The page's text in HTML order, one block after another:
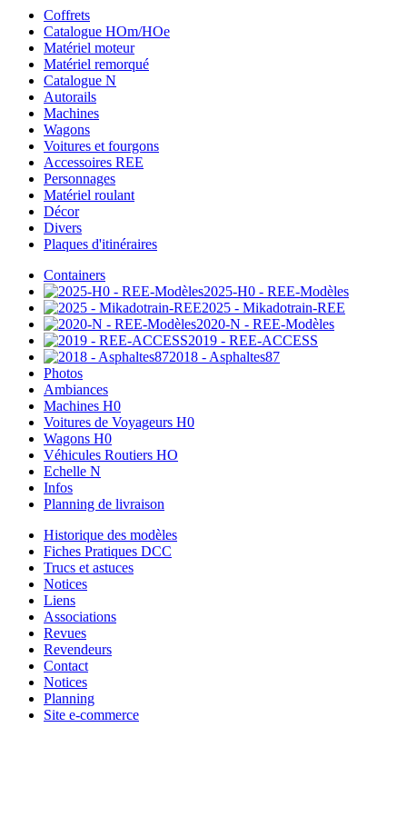
Coffrets
Catalogue HOm/HOe
Matériel moteur
Matériel remorqué
Catalogue N
Autorails
Machines
Wagons
Voitures et fourgons
Accessoires REE
Personnages
Matériel roulant
Décor
Divers
Plaques d'itinéraires
Containers
2025-H0 - REE-Modèles
2025 - Mikadotrain-REE
2020-N - REE-Modèles
2019 - REE-ACCESS
2018 - Asphaltes87
Photos
Ambiances
Machines H0
Voitures de Voyageurs H0
Wagons H0
Véhicules Routiers HO
Echelle N
Infos
Planning de livraison
Historique des modèles
Fiches Pratiques DCC
Trucs et astuces
Notices
Liens
Associations
Revues
Revendeurs
Contact
Notices
Planning
Site e-commerce